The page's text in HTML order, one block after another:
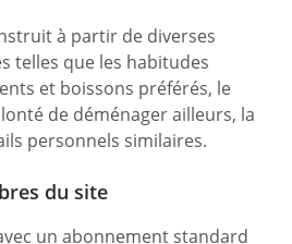
à partir de diverses
telles que les habitudes
et boissons préférés, le
de déménager ailleurs, la
personnels similaires.
du site
un abonnement standard